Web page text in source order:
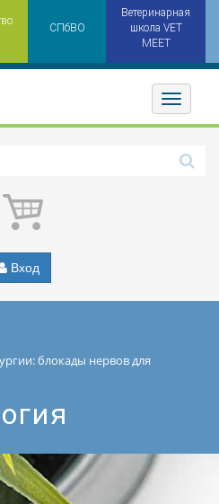
СПбВО
Ветеринарная
школа VET
MEET
Toggler
Вход
блокады нервов для